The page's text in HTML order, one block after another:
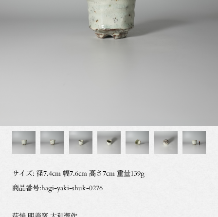
サイズ: 径7.4cm 幅7.6cm 高さ7cm 重量139g
商品番号:hagi-yaki-shuk-0276